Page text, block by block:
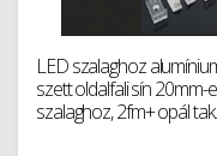
LED szalaghoz
szett oldalfali sín 20mm-
szalaghoz, 2fm+ opál